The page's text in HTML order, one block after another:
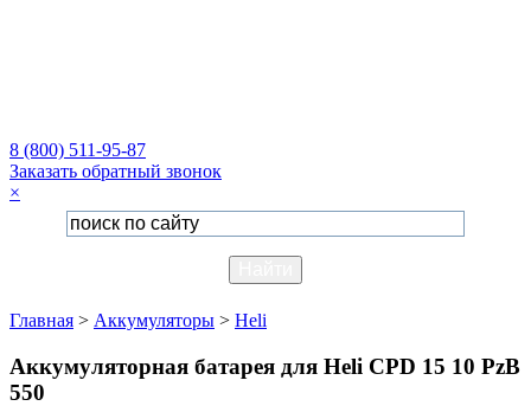
8 (800) 511-95-87
Заказать обратный звонок
×
Главная > Аккумуляторы > Heli
Аккумуляторная батарея для Heli CPD 15 10 PzB
550